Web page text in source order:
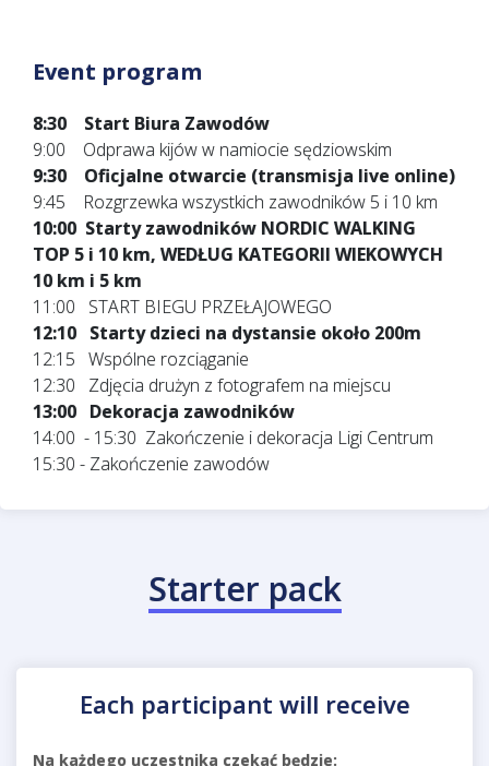
Event program
8:30 Start Biura Zawodów
9:00 Odprawa kijów w namiocie sędziowskim
9:30 Oficjalne otwarcie (transmisja live online)
9:45 Rozgrzewka wszystkich zawodników 5 i 10 km
10:00 Starty zawodników NORDIC WALKING
TOP 5 i 10 km, WEDŁUG KATEGORII WIEKOWYCH
10 km i 5 km
11:00 START BIEGU PRZEŁAJOWEGO
12:10 Starty dzieci na dystansie około 200m
12:15 Wspólne rozciąganie
12:30 Zdjęcia drużyn z fotografem na miejscu
13:00 Dekoracja zawodników
14:00 - 15:30 Zakończenie i dekoracja Ligi Centrum
15:30 - Zakończenie zawodów
Starter pack
Each participant will receive
Na każdego uczestnika czekać będzie: